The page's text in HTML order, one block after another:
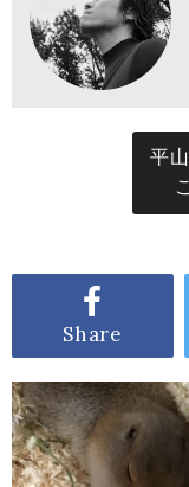
平
Share